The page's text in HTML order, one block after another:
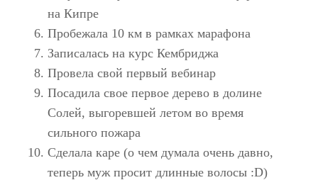
на Кипре
Пробежала 10 км в рамках марафона
Записалась на курс Кембриджа
Провела свой первый вебинар
Посадила свое первое дерево в долине
Солей, выгоревшей летом во время
сильного пожара
Сделала каре (о чем думала очень давно,
теперь муж просит длинные волосы :D)